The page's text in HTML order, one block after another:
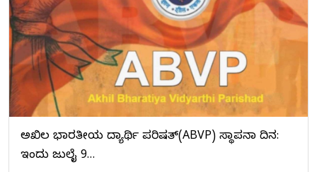
ಅಖಿಲ ಭಾರತೀಯ ವಿದ್ಯಾರ್ಥಿ ಪರಿಷತ್(ABVP) ಸ್ಥಾಪನಾ ದಿನ:
ಇಂದು ಜುಲೈ 9…